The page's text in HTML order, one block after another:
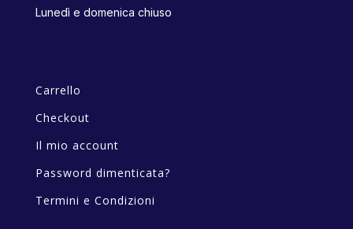
Lunedì e domenica chiuso
Carrello
Checkout
Il mio account
Password dimenticata?
Termini e Condizioni